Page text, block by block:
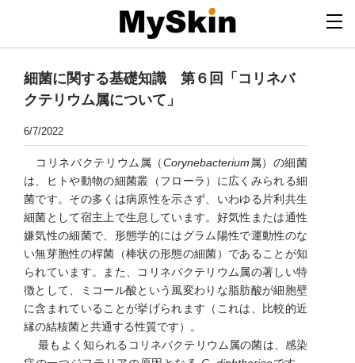
細菌に関する基礎知識 第６回「コリネバ
クテリウム属について」
6/7/2022
​ コリネバクテリウム属（Corynebacterium 属）の細菌
は、ヒトや動物の細菌叢（フローラ）に広くみられる細
菌です。その多くは病原性を示さず、いわゆる片利共生
細菌として宿主上で生息しています。好気性または通性
嫌気性の細菌で、形態学的にはグラム陽性で運動性のな
い無芽胞性の桿菌（棒状の形態の細菌）であることが知
られています。また、コリネバクテリウム属の著しい特
徴として、ミコール酸という風変わりな脂肪酸が細胞壁
に含まれていることが挙げられます（これは、比較的近
縁の結核菌と共通する性質です）。
最もよく知られるコリネバクテリウム属の菌は、感染